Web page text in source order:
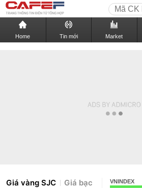
Home Tin mới Market
Giá vàng SJC Giá bạc VNINDEX